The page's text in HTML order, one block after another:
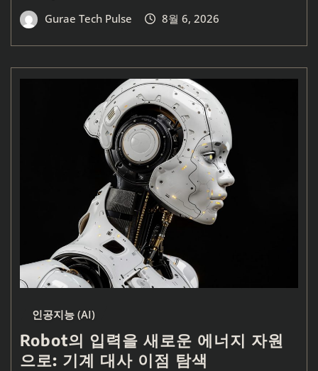
Gurae Tech Pulse 8월 6, 2026
인공지능 (AI)
Robot의 입력을 새로운 에너지 자원
으로: 기계 대사 이점 탐색